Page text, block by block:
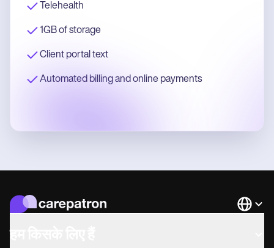
Telehealth
1GB of storage
Client portal text
Automated billing and online payments